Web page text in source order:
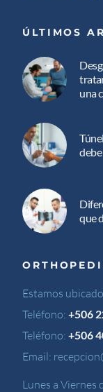
ÚLTIMOS
una
que
Estamos
Teléfono:+506
Teléfono:+506
Email:
Lunes a Viernes